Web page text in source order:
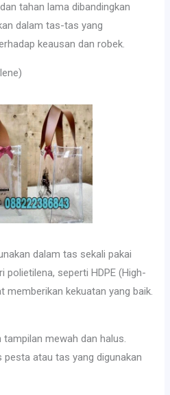
tahan lama dibandingkan
dalam tas-tas yang
keausan dan robek.
dalam tas sekali pakai
polietilena, seperti HDPE (High-
memberikan kekuatan yang baik.
tampilan mewah dan halus.
pesta atau tas yang digunakan